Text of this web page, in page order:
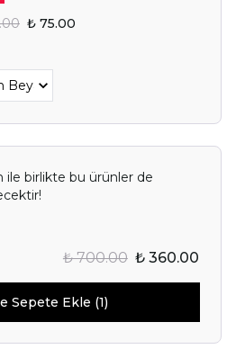
₺ 75.00
ile birlikte bu ürünler de
₺ 700.00 ₺ 360.00
Sepete Ekle (1)